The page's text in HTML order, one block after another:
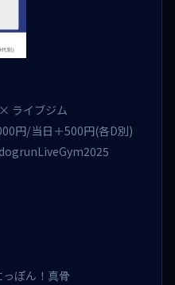
ライブジム
円/当日＋500円(各D別)
ぽん！真骨